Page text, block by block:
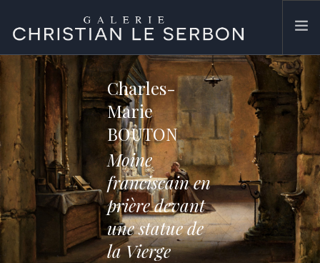
ACCUEIL
ŒUVRES
GALERIE
CONTACT
SEARCH SITE
Charles-
Marie
BOUTON
Moine
franciscain en
prière devant
une statue de
la Vierge